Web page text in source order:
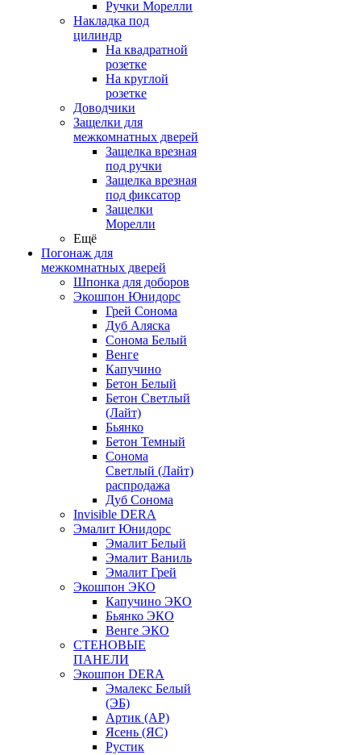
Ручки Морелли
Накладка под
цилиндр
На квадратной
розетке
На круглой
розетке
Доводчики
Защелки для
межкомнатных дверей
Защелка врезная
под ручки
Защелка врезная
под фиксатор
Защелки
Морелли
Ещё
Погонаж для
межкомнатных дверей
Шпонка для доборов
Экошпон Юнидорс
Грей Сонома
Дуб Аляска
Сонома Белый
Венге
Капучино
Бетон Белый
Бетон Светлый
(Лайт)
Бьянко
Бетон Темный
Сонома
Светлый (Лайт)
распродажа
Дуб Сонома
Invisible DERA
Эмалит Юнидорс
Эмалит Белый
Эмалит Ваниль
Эмалит Грей
Экошпон ЭКО
Капучино ЭКО
Бьянко ЭКО
Венге ЭКО
СТЕНОВЫЕ
ПАНЕЛИ
Экошпон DERA
Эмалекс Белый
(ЭБ)
Артик (АР)
Ясень (ЯС)
Рустик